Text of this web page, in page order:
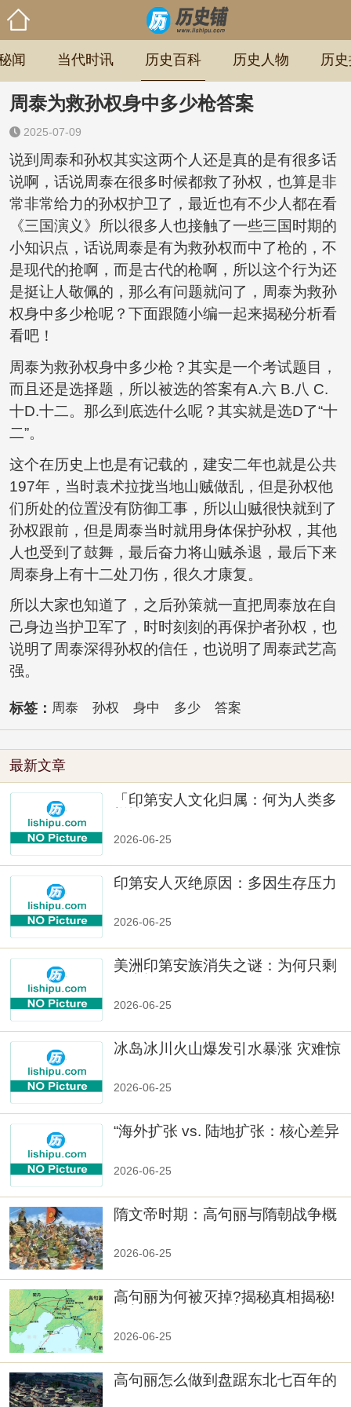
闻 当代时讯 历史百科 历史人物 历
周泰为救孙权身中多少枪答案
2025-07-09
说到周泰和孙权其实这两个人还是真的是有很多话
说啊，话说周泰在很多时候都救了孙权，也算是非
常非常给力的孙权护卫了，最近也有不少人都在看
《三国演义》所以很多人也接触了一些三国时期的
小知识点，话说周泰是有为救孙权而中了枪的，不
是现代的抢啊，而是古代的枪啊，所以这个行为还
是挺让人敬佩的，那么有问题就问了，周泰为救孙
权身中多少枪呢？下面跟随小编一起来揭秘分析看
看吧！
周泰为救孙权身中多少枪？其实是一个考试题目，
而且还是选择题，所以被选的答案有A.六 B.八 C.
十D.十二。那么到底选什么呢？其实就是选D了“十
二”。
这个在历史上也是有记载的，建安二年也就是公共
197年，当时袁术拉拢当地山贼做乱，但是孙权他
们所处的位置没有防御工事，所以山贼很快就到了
孙权跟前，但是周泰当时就用身体保护孙权，其他
人也受到了鼓舞，最后奋力将山贼杀退，最后下来
周泰身上有十二处刀伤，很久才康复。
所以大家也知道了，之后孙策就一直把周泰放在自
己身边当护卫军了，时时刻刻的再保护者孙权，也
说明了周泰深得孙权的信任，也说明了周泰武艺高
强。
标签： 周泰 孙权 身中 多少 答案
最新文章
「印第安人文化归属：何为人类多
2026-06-25
印第安人灭绝原因：多因生存压力
2026-06-25
美洲印第安族消失之谜：为何只剩
2026-06-25
冰岛冰川火山爆发引水暴涨 灾难惊
2026-06-25
“海外扩张 vs. 陆地扩张：核心差异
2026-06-25
隋文帝时期：高句丽与隋朝战争概
2026-06-25
高句丽为何被灭掉?揭秘真相揭秘!
2026-06-25
高句丽怎么做到盘踞东北七百年的